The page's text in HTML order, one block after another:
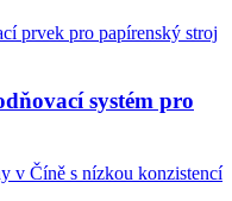
systém pro